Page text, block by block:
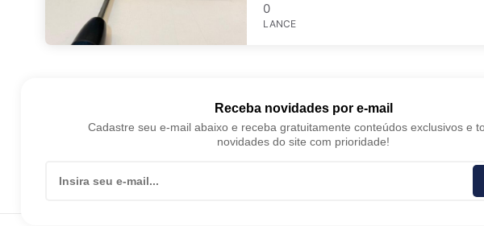
0
LANCE
Receba novidades por e-mail
Cadastre seu e-mail abaixo e receba gratuitamente conteúdos exclusivos e
novidades do site com prioridade!